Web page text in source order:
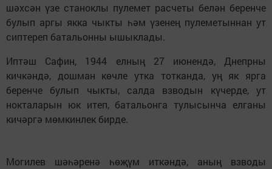
шәхсән үзе станоклы пулемет расчеты белән беренче
булып аргы якка чыкты һәм үзенең пулеметыннан ут
сиптереп батальонны ышыклады.
Иптәш Сафин, 1944 елның 27 июнендә, Днепрны
кичкәндә, дошман көчле утка тотканда, уң як ярга
беренче булып чыкты, салда взводын күчерде, ут
нокталарын юк итеп, батальонга тулысынча елганы
кичәргә мөмкинлек бирде.
Могилев шәһәренә һөҗүм иткәндә, аның взводы